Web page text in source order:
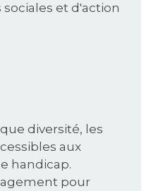
et d'action
diversité, les
aux
handicap.
pour